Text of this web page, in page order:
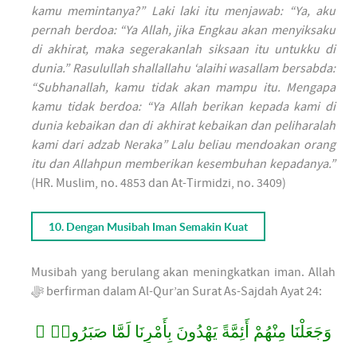
kamu memintanya?” Laki laki itu menjawab: “Ya, aku
pernah berdoa: “Ya Allah, jika Engkau akan menyiksaku
di akhirat, maka segerakanlah siksaan itu untukku di
dunia.” Rasulullah shallallahu ‘alaihi wasallam bersabda:
“Subhanallah, kamu tidak akan mampu itu. Mengapa
kamu tidak berdoa: “Ya Allah berikan kepada kami di
dunia kebaikan dan di akhirat kebaikan dan peliharalah
kami dari adzab Neraka” Lalu beliau mendoakan orang
itu dan Allahpun memberikan kesembuhan kepadanya.”
(HR. Muslim, no. 4853 dan At-Tirmidzi, no. 3409)
10. Dengan Musibah Iman Semakin Kuat
Musibah yang berulang akan meningkatkan iman. Allah
ﷻ berfirman dalam Al-Qur’an Surat As-Sajdah Ayat 24:
وَجَعَلْنَا مِنْهُمْ أَئِمَّةً يَهْدُونَ بِأَمْرِنَا لَمَّا صَبَرُوا۟ ۖ